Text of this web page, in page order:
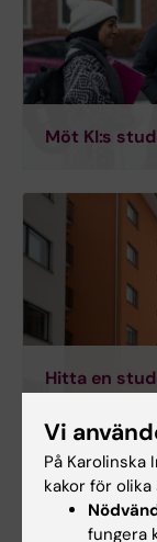
Möt KI:s
Hitta en
Vi
På
kakor för
fungera